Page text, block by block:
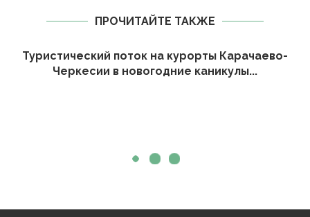
ПРОЧИТАЙТЕ ТАКЖЕ
Туристический поток на курорты Карачаево-
Черкесии в новогодние каникулы...